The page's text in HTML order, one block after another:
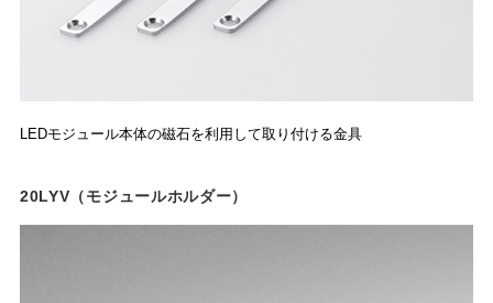
LEDモジュール本体の磁石を利用して取り付ける金具
20LYV（モジュールホルダー）